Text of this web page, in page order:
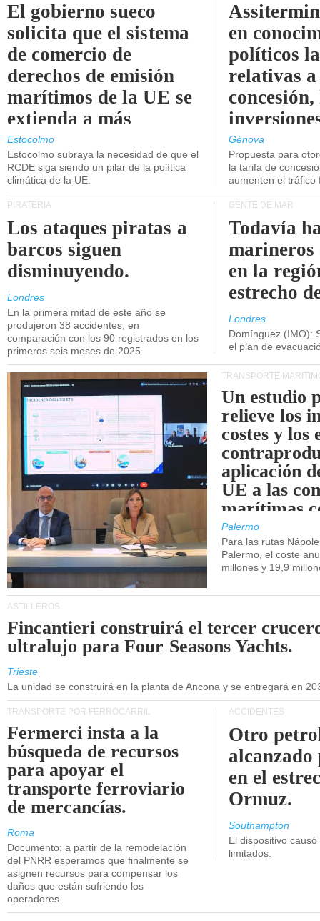
El gobierno sueco
solicita que el sistema
de comercio de
derechos de emisión
marítimos de la UE se
extienda a más
buques.
Estocolmo
Estocolmo subraya la necesidad de que el
RCDE siga siendo un pilar de la política
climática de la UE.
en
políticos
relativas a
concesión,
Génova
Propuesta para
la tarifa de
aumenten el tráfico
PIRATERÍA
Los ataques piratas a
barcos siguen
disminuyendo.
Londres
En la primera mitad de este año se
produjeron 38 accidentes, en
comparación con los 90 registrados en los
primeros seis meses de 2025.
GENTE DE MAR
Todavía
marineros
en la
estrecho
Londres
Domínguez (IMO):
el plan de
TRANSPORTE
Un estudio
relieve los
costes y los
aplicación
UE a las
marítimas
de Sicilia.
Palermo
Para las rutas
Palermo, el coste
millones y 19,9
ASTILLEROS
Fincantieri construirá el tercer
ultralujo para Four Seasons Yachts.
Trieste
La unidad se construirá en la planta de Ancona y se entregará en
TRANSPORTE POR FERROCARRIL
Fermerci insta a la
búsqueda de recursos
para apoyar el
transporte ferroviario
de mercancías.
Roma
Documento: a partir de la remodelación
del PNRR esperamos que finalmente se
asignen recursos para compensar los
daños que están sufriendo los
operadores.
ACCIDENTES
Otro
en el
Ormuz.
Southampton
El dispositivo
limitados.